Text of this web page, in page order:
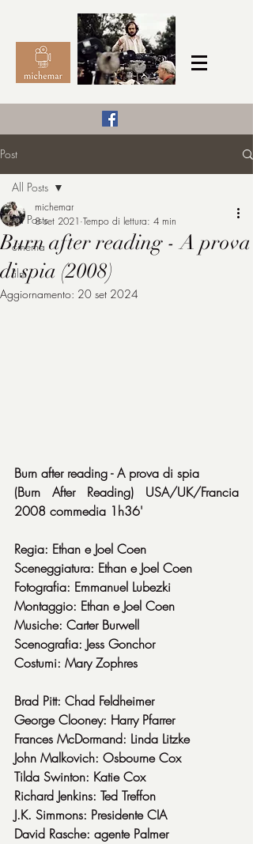
michemar
Post
All Posts
cinema
film
All Posts
Burn after reading - A prova
di spia (2008)
michemar
8 set 2021 Tempo di lettura: 4 min
Aggiornamento: 20 set 2024
Burn after reading - A prova di spia
(Burn After Reading) USA/UK/Francia
2008 commedia 1h36'
Regia: Ethan e Joel Coen
Sceneggiatura: Ethan e Joel Coen
Fotografia: Emmanuel Lubezki
Montaggio: Ethan e Joel Coen
Musiche: Carter Burwell
Scenografia: Jess Gonchor
Costumi: Mary Zophres
Brad Pitt: Chad Feldheimer
George Clooney: Harry Pfarrer
Frances McDormand: Linda Litzke
John Malkovich: Osbourne Cox
Tilda Swinton: Katie Cox
Richard Jenkins: Ted Treffon
J.K. Simmons: Presidente CIA
David Rasche: agente Palmer